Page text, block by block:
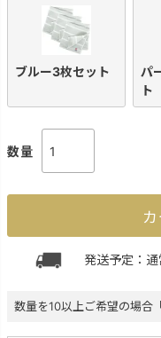
ブルー3枚セット
パ
ト
発送予定：
数量を10以上ご希望の場合